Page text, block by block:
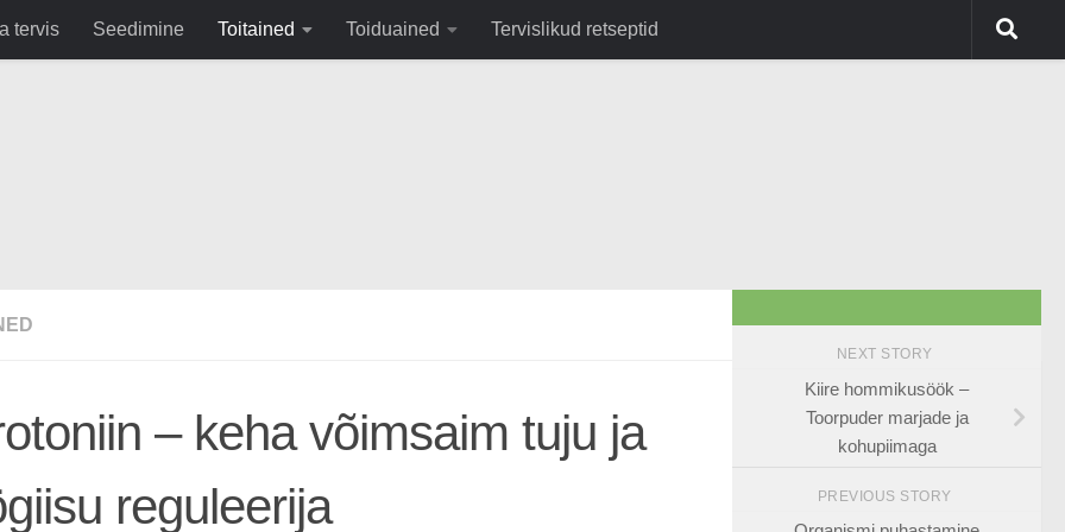
tervis Seedimine Toitained Toiduained Tervislikud retseptid
– keha võimsaim tuju ja
reguleerija
NEXT STORY
Kiire hommikusöök –
Toorpuder marjade ja
kohupiimaga
PREVIOUS STORY